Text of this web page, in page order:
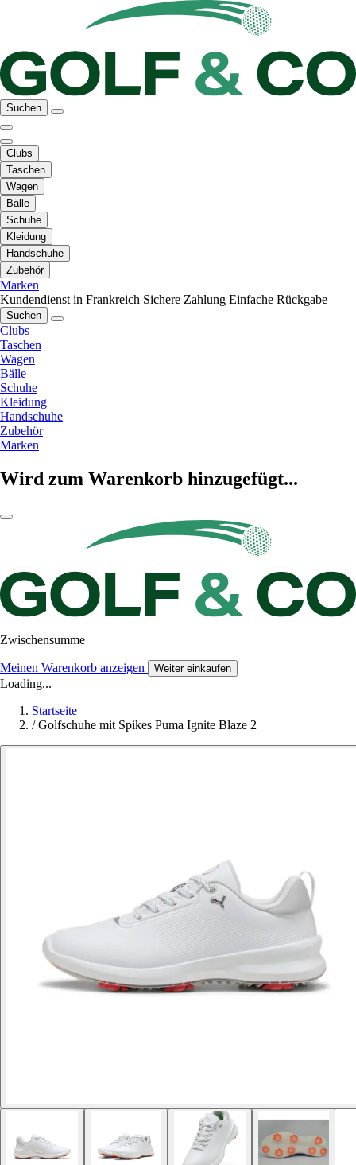
Suchen
Clubs
Taschen
Wagen
Bälle
Schuhe
Kleidung
Handschuhe
Zubehör
Marken
Kundendienst in Frankreich Sichere Zahlung Einfache Rückgabe
Suchen
Clubs
Taschen
Wagen
Bälle
Schuhe
Kleidung
Handschuhe
Zubehör
Marken
Wird zum Warenkorb hinzugefügt...
Zwischensumme
Meinen Warenkorb anzeigen Weiter einkaufen
Loading...
Startseite
/ Golfschuhe mit Spikes Puma Ignite Blaze 2